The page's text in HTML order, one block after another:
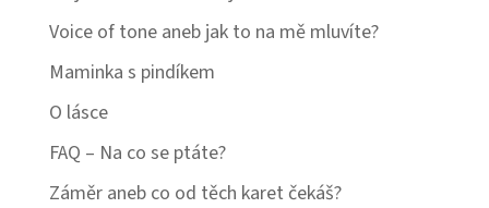
Voice of tone aneb jak to na mě mluvíte?
Maminka s pindíkem
O lásce
FAQ – Na co se ptáte?
Záměr aneb co od těch karet čekáš?